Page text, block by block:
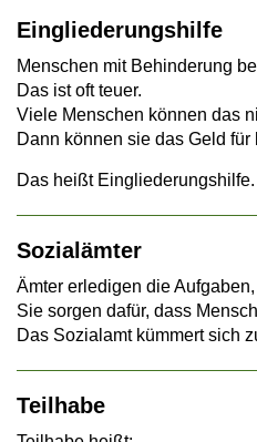
Eingliederungshilfe
Menschen mit Behinderung
Das ist oft teuer.
Viele Menschen können das
Dann können sie das Geld
Das heißt Eingliederungshilfe.
Sozialämter
Ämter erledigen die
Sie sorgen dafür, dass
Das Sozialamt kümmert sich
Teilhabe